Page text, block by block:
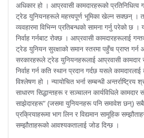
अधिकार हो । आप्रवासी कामदारहरूको प्रतिनिधित्व
ट्रेड युनियनहरूले महत्त्वपूर्ण भूमिका खेल्न सक्छन् ।
व्यवहारमा विभिन्न प्रतिबन्धको सामना गर्नु परेको छ
निर्वाह गर्नबाट रोक्छ । आप्रवासी कामदारहरूलाई
ट्रेड युनियन सुरक्षाको समान स्तरमा पहुँच प्राप्त
सरकारहरूले ट्रेड युनियनहरूलाई आप्रवासी कामदार
निर्वाह गर्न कति स्थान प्रदान गर्दछ यसले
विश्लेषण हो । न्यायोचित भर्ना सम्बन्धी
साधारण सिद्धान्तहरू र सञ्चालन कार्यविधिले
साझेदारहरू“ (जसमा युनियनहरू पनि समावेश छन्)
प्रक्रियाहरूमा भाग लिन र विद्यमान सामूहिक
सम्झौताहरूको आवश्यकतालाई जोड दिन्छ ।